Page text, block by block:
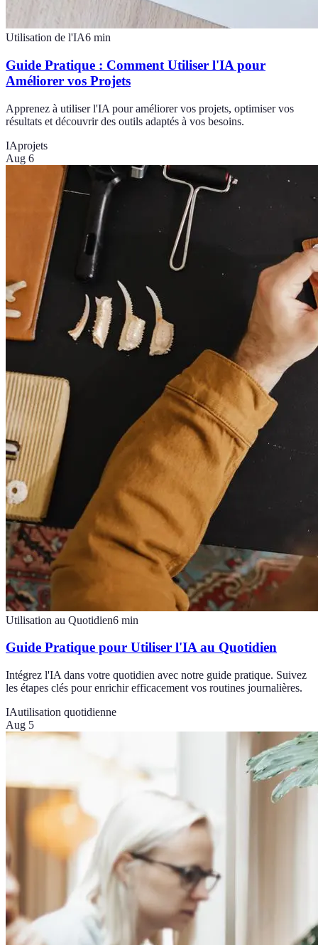
Utilisation de l'IA6 min
Guide Pratique : Comment Utiliser l'IA pour
Améliorer vos Projets
Apprenez à utiliser l'IA pour améliorer vos projets, optimiser vos
résultats et découvrir des outils adaptés à vos besoins.
IAprojets
Aug 6
Utilisation au Quotidien6 min
Guide Pratique pour Utiliser l'IA au Quotidien
Intégrez l'IA dans votre quotidien avec notre guide pratique. Suivez
les étapes clés pour enrichir efficacement vos routines journalières.
IAutilisation quotidienne
Aug 5